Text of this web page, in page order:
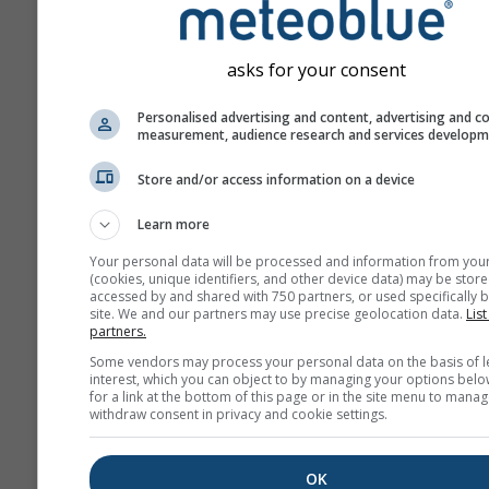
asks for your consent
Personalised advertising and content, advertising and
measurement, audience research and services
Store and/or access information on a device
Learn more
Your personal data will be processed and information from
(cookies, unique identifiers, and other device data) may be
accessed by and shared with 750 partners, or used specifically
site. We and our partners may use precise geolocation data.
partners.
Some vendors may process your personal data on the basis of
interest, which you can object to by managing your options
for a link at the bottom of this page or in the site menu to
withdraw consent in privacy and cookie settings.
OK